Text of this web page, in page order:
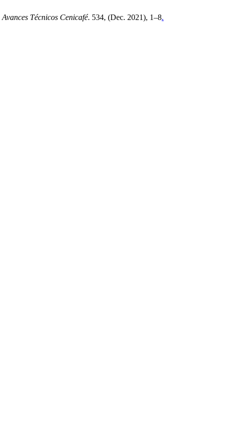
Avances Técnicos Cenicafé. 534, (Dec. 2021), 1–8.